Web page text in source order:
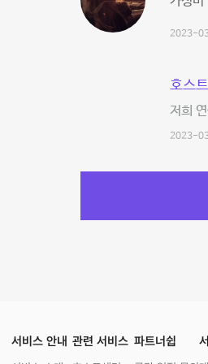
2023-
호스
저희
2023-
서비스 안내 관련 서비스 파트너쉽